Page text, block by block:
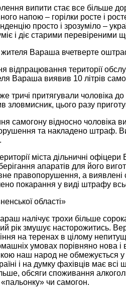
випити стає все більше
напою – горілки росте і
просто і зрозуміло –
і діє старими перевіреними
Вараша вчетверте
відпрацювання території
Вараша виявив 10 літрів
тричі притягували чоловіка до
цього разу
самогону відносно чоловіка
та накладено штраф.
міста дільничні
апаратів для його
правопорушення, а
покарання у виді штрафу
області»
налічує трохи більше
рік змушує насторожитись.
на теренах в цілому
умовах порівняно нова і
наш народ не обмежується
і на думку фахівців має
обсяги споживання
чи самогон.